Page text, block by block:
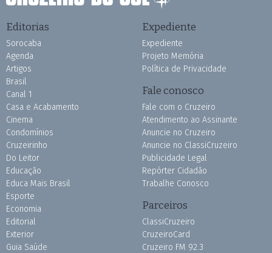
Editorias
Sorocaba
Agenda
Artigos
Brasil
Canal 1
Casa e Acabamento
Cinema
Condomínios
Cruzeirinho
Do Leitor
Educação
Educa Mais Brasil
Esporte
Economia
Editorial
Exterior
Guia Saúde
Expediente
Expediente
Projeto Memória
Política de Privacidade
Fale conosco
Fale com o Cruzeiro
Atendimento ao Assinante
Anuncie no Cruzeiro
Anuncie no ClassiCruzeiro
Publicidade Legal
Repórter Cidadão
Trabalhe Conosco
Parceiros
ClassiCruzeiro
CruzeiroCard
Cruzeiro FM 92.3